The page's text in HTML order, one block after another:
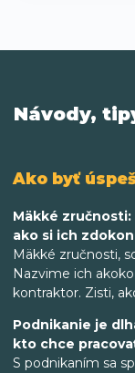
Návody,
Ako byť
Mäkké
ako si ich
Mäkké zručnosti,
Nazvime ich
kontraktor. Zisti,
Podnikanie je
kto chce
S podnikaním sa